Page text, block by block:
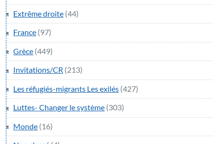
Extrême droite (44)
France (97)
Grèce (449)
Invitations/CR (213)
Les réfugiés-migrants Les exilés (427)
Luttes- Changer le système (303)
Monde (16)